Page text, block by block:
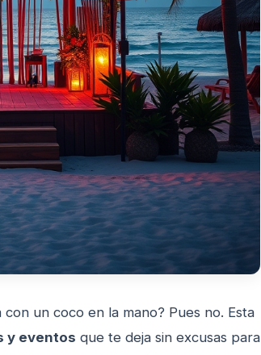
un coco en la mano? Pues no. Esta
y eventos que te deja sin excusas para